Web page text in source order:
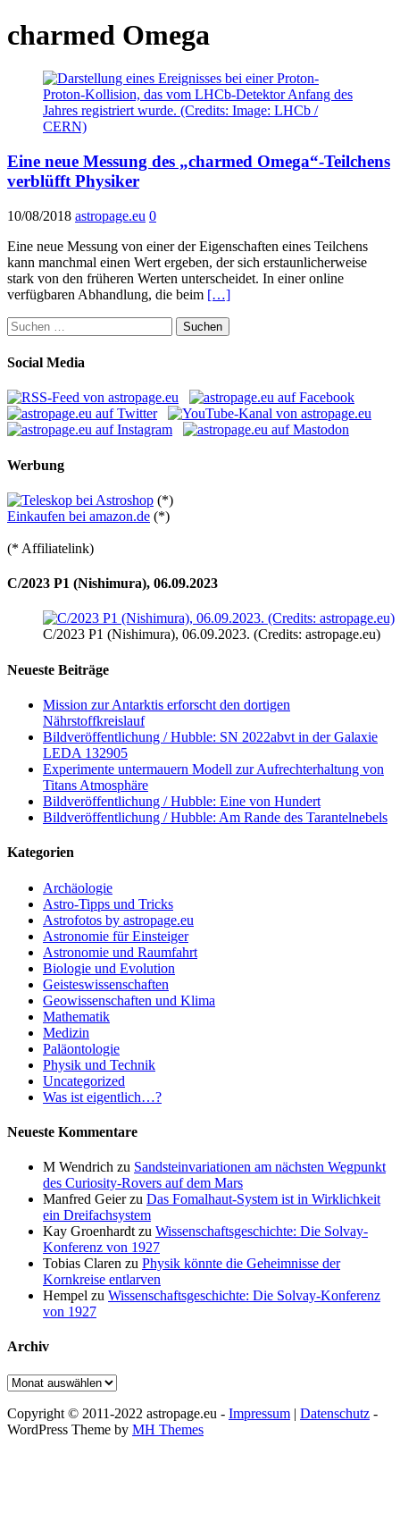
charmed Omega
Eine neue Messung des „charmed Omega“-Teilchens
verblüfft Physiker
10/08/2018 astropage.eu 0
Eine neue Messung von einer der Eigenschaften eines Teilchens
kann manchmal einen Wert ergeben, der sich erstaunlicherweise
stark von den früheren Werten unterscheidet. In einer online
verfügbaren Abhandlung, die beim […]
Suchen
nach:
Social Media
Werbung
(*)
Einkaufen bei amazon.de (*)
(* Affiliatelink)
C/2023 P1 (Nishimura), 06.09.2023
C/2023 P1 (Nishimura), 06.09.2023. (Credits: astropage.eu)
Neueste Beiträge
Mission zur Antarktis erforscht den dortigen
Nährstoffkreislauf
Bildveröffentlichung / Hubble: SN 2022abvt in der Galaxie
LEDA 132905
Experimente untermauern Modell zur Aufrechterhaltung von
Titans Atmosphäre
Bildveröffentlichung / Hubble: Eine von Hundert
Bildveröffentlichung / Hubble: Am Rande des Tarantelnebels
Kategorien
Archäologie
Astro-Tipps und Tricks
Astrofotos by astropage.eu
Astronomie für Einsteiger
Astronomie und Raumfahrt
Biologie und Evolution
Geisteswissenschaften
Geowissenschaften und Klima
Mathematik
Medizin
Paläontologie
Physik und Technik
Uncategorized
Was ist eigentlich…?
Neueste Kommentare
M Wendrich zu Sandsteinvariationen am nächsten Wegpunkt
des Curiosity-Rovers auf dem Mars
Manfred Geierzu Das Fomalhaut-System ist in Wirklichkeit
ein Dreifachsystem
Kay Groenhardt zu Wissenschaftsgeschichte: Die Solvay-
Konferenz von 1927
Tobias Claren zu Physik könnte die Geheimnisse der
Kornkreise entlarven
Hempel zu Wissenschaftsgeschichte: Die Solvay-Konferenz
von 1927
Archiv
Archiv
Copyright © 2011-2022 astropage.eu - Impressum | Datenschutz -
WordPress Theme by MH Themes